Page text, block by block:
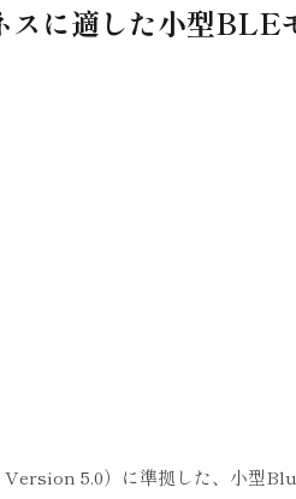
に適した小型BLE
5.0）に準拠した、小型